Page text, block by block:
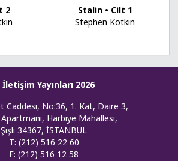
2
Stalin • Cilt 1
Stephen Kotkin
Yayınları 2026
Caddesi, No:36, 1. Kat, Daire 3,
Harbiye Mahallesi,
Şişli 34367, İSTANBUL
T: (212) 516 22 60
F: (212) 516 12 58